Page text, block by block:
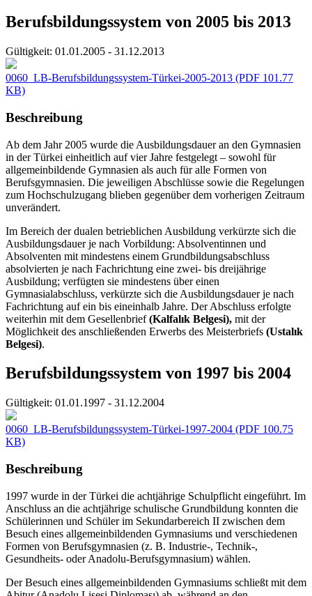
Berufsbildungssystem von 2005 bis 2013
Gültigkeit: 01.01.2005 - 31.12.2013
0060_LB-Berufsbildungssystem-Türkei-2005-2013 (PDF 101.77
KB)
Beschreibung
Ab dem Jahr 2005 wurde die Ausbildungsdauer an den Gymnasien
in der Türkei einheitlich auf vier Jahre festgelegt – sowohl für
allgemeinbildende Gymnasien als auch für alle Formen von
Berufsgymnasien. Die jeweiligen Abschlüsse sowie die Regelungen
zum Hochschulzugang blieben gegenüber dem vorherigen Zeitraum
unverändert.
Im Bereich der dualen betrieblichen Ausbildung verkürzte sich die
Ausbildungsdauer je nach Vorbildung: Absolventinnen und
Absolventen mit mindestens einem Grundbildungsabschluss
absolvierten je nach Fachrichtung eine zwei- bis dreijährige
Ausbildung; verfügten sie mindestens über einen
Gymnasialabschluss, verkürzte sich die Ausbildungsdauer je nach
Fachrichtung auf ein bis eineinhalb Jahre. Der Abschluss erfolgte
weiterhin mit dem Gesellenbrief(Kalfalık Belgesi), mit der
Möglichkeit des anschließenden Erwerbs des Meisterbriefs (Ustalık
Belgesi).
Berufsbildungssystem von 1997 bis 2004
Gültigkeit: 01.01.1997 - 31.12.2004
0060_LB-Berufsbildungssystem-Türkei-1997-2004 (PDF 100.75
KB)
Beschreibung
1997 wurde in der Türkei die achtjährige Schulpflicht eingeführt. Im
Anschluss an die achtjährige schulische Grundbildung konnten die
Schülerinnen und Schüler im Sekundarbereich II zwischen dem
Besuch eines allgemeinbildenden Gymnasiums und verschiedenen
Formen von Berufsgymnasien (z. B. Industrie-, Technik-,
Gesundheits- oder Anadolu-Berufsgymnasium) wählen.
Der Besuch eines allgemeinbildenden Gymnasiums schließt mit dem